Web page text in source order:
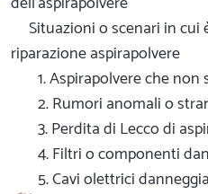
Situazioni o scenari in cui
riparazione aspirapolvere
1. Aspirapolvere che non
2. Rumori anomali o
3. Perdita di Lecco di
4. Filtri o componenti
5. Cavi olettrici